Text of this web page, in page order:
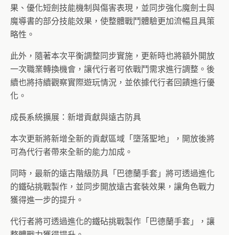
果、優化短劍技能機制與傷害表現，並同步強化魔劍士與
魔導書的部分技能效果，使整體戰鬥體驗更加流暢且具策
略性。
此外，隨著本次平衡調整同步實施，更新時也將額外開放
一次職業轉換機會，讓代行者可依戰鬥需求進行調整。後
續也將持續觀察實際遊玩情況，並依據代行者回饋進行優
化。
成長系統擴展：新增貢獻與遠古防具
本次更新將新增全新的貢獻區域「墮落聖地」，開放後將
可為代行者帶來全新的能力加成。
同時，最新的遠古階級防具「巴德蘭手套」將可透過進化
的鐵砧挑戰製作，並同步開放遠古套裝效果，讓角色戰力
獲得進一步的提升。
代行者將可透過進化的鐵砧挑戰製作「巴德蘭手套」，讓